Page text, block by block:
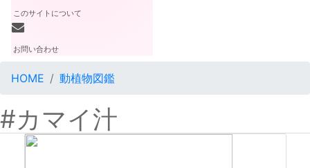
このサイトについて
お問い合わせ
HOME 動植物図鑑
#カマイ汁